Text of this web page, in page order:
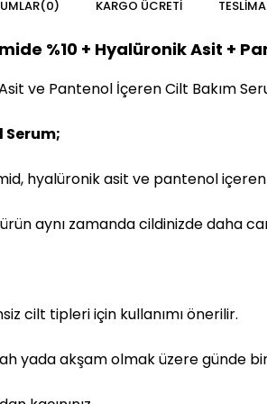
(0) KARGO ÜCRETI
%10 + Hyalüronik Asit +
ve Pantenol İçeren Cilt Bakım
hyalüronik asit ve pantenol
aynı zamanda cildinizde daha
cilt tipleri için kullanımı önerilir.
yada akşam olmak üzere günde